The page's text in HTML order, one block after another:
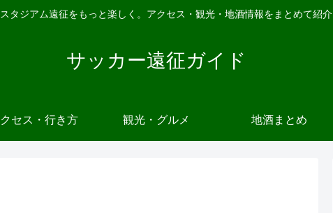
タジアム遠征をもっと楽しく。アクセス・観光・地酒情報をまとめて紹介
サッカー遠征ガイド
セス・行き方 観光・グルメ 地酒まとめ